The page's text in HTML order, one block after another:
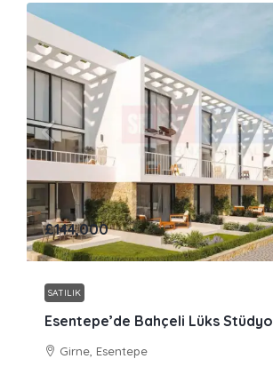
£144,000
SATILIK
Esentepe’de Bahçeli Lüks Stüdyo
Girne, Esentepe